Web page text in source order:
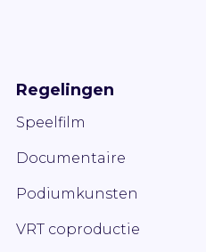
Regelingen
Speelfilm
Documentaire
Podiumkunsten
VRT coproductie